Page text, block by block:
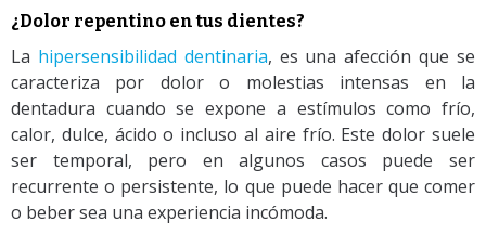
¿Dolor repentino en tus dientes?
La hipersensibilidad dentinaria, es una afección que se
caracteriza por dolor o molestias intensas en la
dentadura cuando se expone a estímulos como frío,
calor, dulce, ácido o incluso al aire frío. Este dolor suele
ser temporal, pero en algunos casos puede ser
recurrente o persistente, lo que puede hacer que comer
o beber sea una experiencia incómoda.